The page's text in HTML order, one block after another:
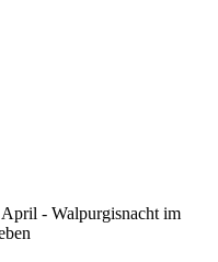
- Walpurgisnacht im